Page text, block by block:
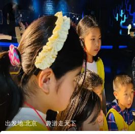
出发地:北京 趣游走天下
